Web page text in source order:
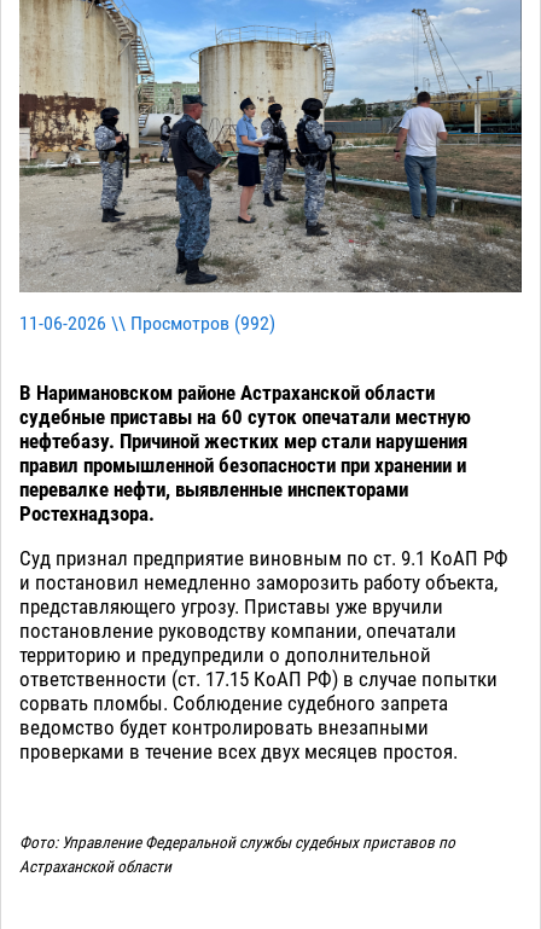
11-06-2026 \\ Просмотров (992)
В Наримановском районе Астраханской области
судебные приставы на 60 суток опечатали местную
нефтебазу. Причиной жестких мер стали нарушения
правил промышленной безопасности при хранении и
перевалке нефти, выявленные инспекторами
Ростехнадзора.
Суд признал предприятие виновным по ст. 9.1 КоАП РФ
и постановил немедленно заморозить работу объекта,
представляющего угрозу. Приставы уже вручили
постановление руководству компании, опечатали
территорию и предупредили о дополнительной
ответственности (ст. 17.15 КоАП РФ) в случае попытки
сорвать пломбы. Соблюдение судебного запрета
ведомство будет контролировать внезапными
проверками в течение всех двух месяцев простоя.
Фото: Управление Федеральной службы судебных приставов по
Астраханской области